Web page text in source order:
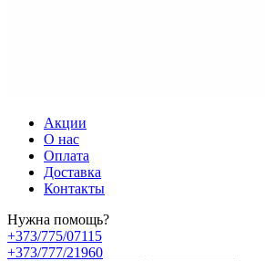
Акции
О нас
Оплата
Доставка
Контакты
Нужна помощь?
+373/775/07115
+373/777/21960